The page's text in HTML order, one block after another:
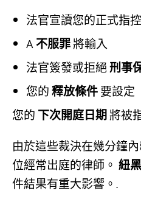
法官宣讀您的正式指控
A不服罪將輸入
法官簽發或拒絕刑事
您的釋放條件要設定
您的下次開庭日期將被
由於這些裁決在幾分鐘
位經常出庭的律師。 紐
件結果有重大影響。.